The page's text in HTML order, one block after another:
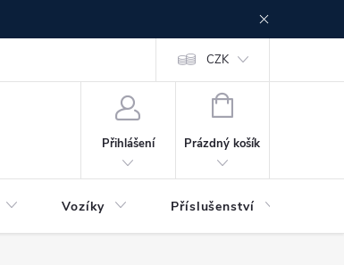
CZK
Přihlášení
NÁKUPNÍ
Prázdný košík
Vozíky Příslušenství